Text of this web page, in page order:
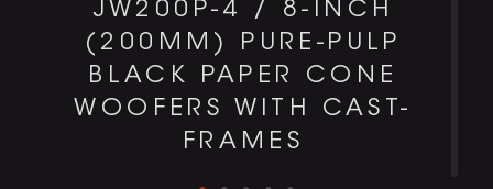
JW200P-4 / 8-INCH
(200MM) PURE-PULP
BLACK PAPER CONE
WOOFERS WITH CAST-
FRAMES